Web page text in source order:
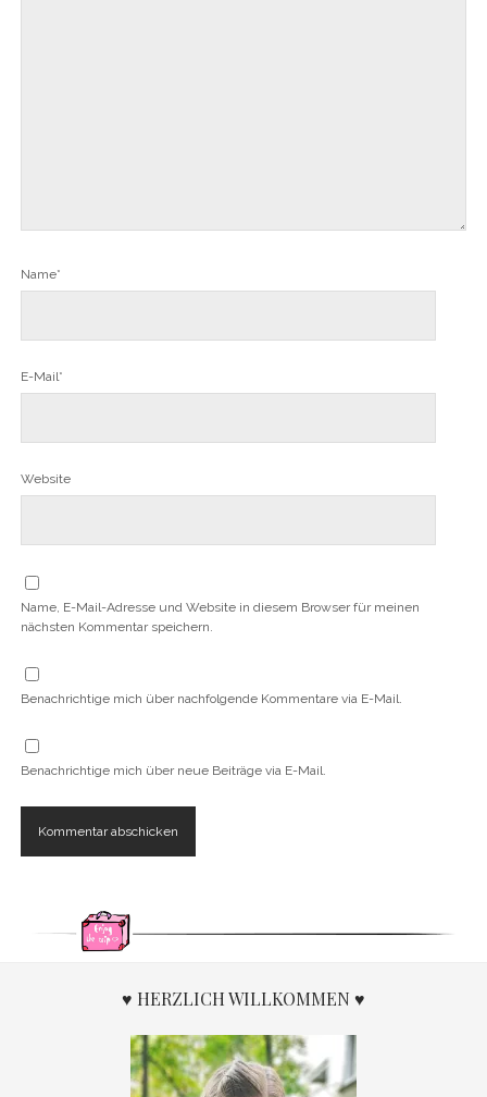
Name*
E-Mail*
Website
Name, E-Mail-Adresse und Website in diesem Browser für meinen
nächsten Kommentar speichern.
Benachrichtige mich über nachfolgende Kommentare via E-Mail.
Benachrichtige mich über neue Beiträge via E-Mail.
♥ HERZLICH WILLKOMMEN ♥